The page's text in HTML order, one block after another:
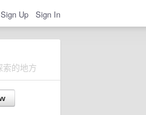
Sign Up Sign In
索的地方